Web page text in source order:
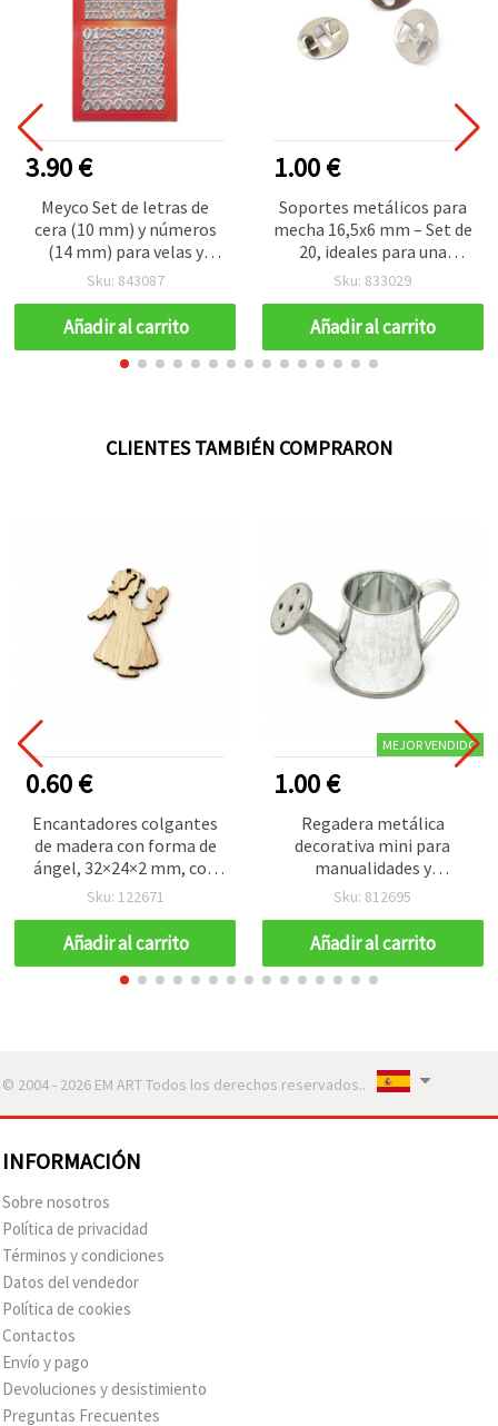
3.90 €
Meyco Set de letras de
cera (10 mm) y números
(14 mm) para velas y
manualidades, color plata
Sku: 843087
Añadir al carrito
1.00 €
Soportes metálicos para
mecha 16,5x6 mm – Set de
20, ideales para una
fijación segura y una
profesional
Sku: 833029
Añadir al carrito
CLIENTES TAMBIÉN COMPRARON
0.60 €
Encantadores colgantes
de madera con forma de
ángel, 32×24×2 mm, con
agujero de 1 mm – Pack de
manualidades creativas
DIY
Sku: 122671
Añadir al carrito
MEJOR VENDIDO
1.00 €
Regadera metálica
decorativa mini para
manualidades y
scrapbooking 80x40x40
Sku: 812695
Añadir al carrito
© 2004 - 2026 EM ART Todos los derechos reservados..
INFORMACIÓN
Sobre nosotros
Política de privacidad
Términos y condiciones
Datos del vendedor
Política de cookies
Contactos
Envío y pago
Devoluciones y desistimiento
Preguntas Frecuentes